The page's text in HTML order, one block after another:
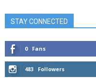
STAY CONNECTED
0 Fans
483 Followers